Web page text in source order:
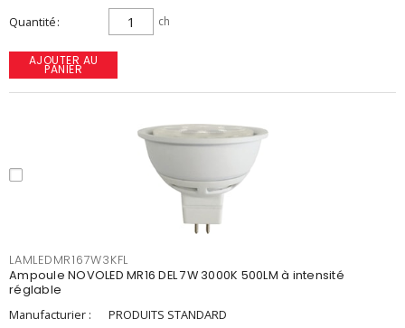
Quantité ch
AJOUTER AU
PANIER
LAMLEDMR167W3KFL
Ampoule NOVOLED MR16 DEL 7W 3000K 500LM à intensité
réglable
Manufacturier :
PRODUITS STANDARD